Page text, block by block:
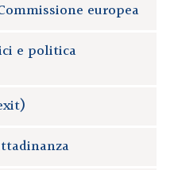
europea
e politica